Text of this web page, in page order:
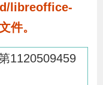
libreoffice-
件。
1120509459